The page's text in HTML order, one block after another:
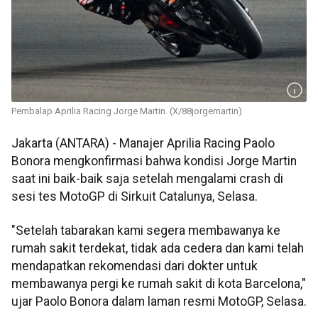
Pembalap Aprilia Racing Jorge Martin. (X/88jorgemartin)
Jakarta (ANTARA) - Manajer Aprilia Racing Paolo
Bonora mengkonfirmasi bahwa kondisi Jorge Martin
saat ini baik-baik saja setelah mengalami crash di
sesi tes MotoGP di Sirkuit Catalunya, Selasa.
"Setelah tabarakan kami segera membawanya ke
rumah sakit terdekat, tidak ada cedera dan kami telah
mendapatkan rekomendasi dari dokter untuk
membawanya pergi ke rumah sakit di kota Barcelona,"
ujar Paolo Bonora dalam laman resmi MotoGP, Selasa.